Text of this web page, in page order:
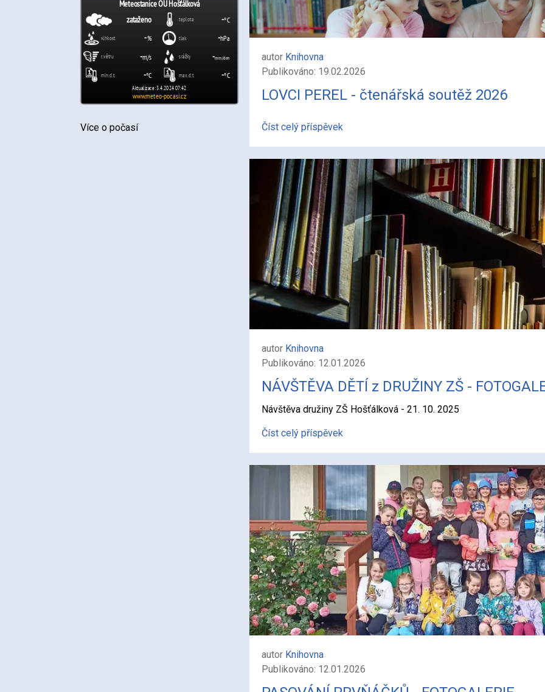
Více o počasí
autor Knihovna
Publikováno: 19.02.2026
LOVCI PEREL - čtenářská soutěž 2026
Číst celý příspěvek
autor Knihovna
Publikováno: 12.01.2026
NÁVŠTĚVA DĚTÍ z DRUŽINY ZŠ -
Návštěva družiny ZŠ Hošťálková - 21. 10. 2025
Číst celý příspěvek
autor Knihovna
Publikováno: 12.01.2026